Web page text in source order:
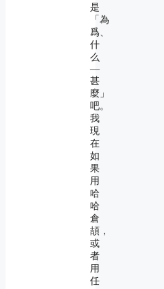
是
「為
爲、
什
么
―
甚
麼」
吧。
我
現
在
如
果
用
哈
哈
倉
頡，
或
者
用
任